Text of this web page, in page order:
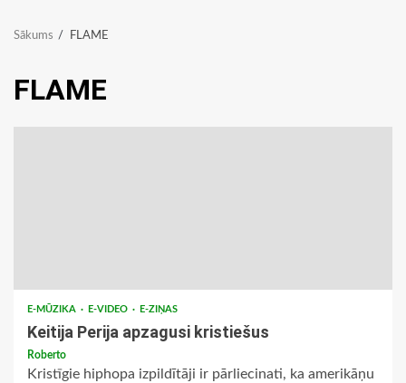
Sākums FLAME
FLAME
E-MŪZIKA E-VIDEO E-ZIŅAS
Keitija Perija apzagusi kristiešus
Roberto
Kristīgie hiphopa izpildītāji ir pārliecinati, ka amerikāņu